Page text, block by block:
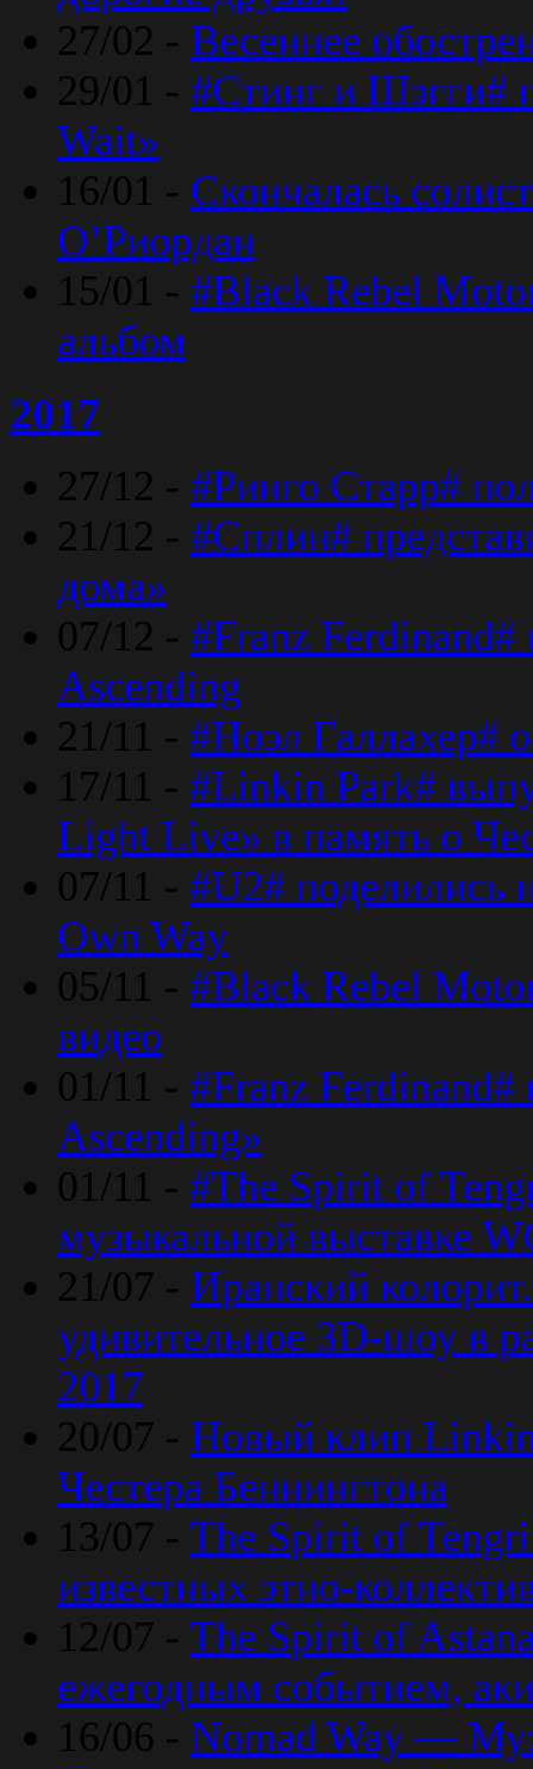
27/02 - Весеннее
29/01 - #Стинг и Шэгги#
Wait»
16/01 - Скончалась
O’Риордан
15/01 - #Black Rebel
альбом
2017
27/12 - #Ринго Старр#
21/12 - #Сплин#
дома»
07/12 - #Franz
Ascending
21/11 - #Ноэл Галлахер#
17/11 - #Linkin Park#
Light Live» в память о
07/11 - #U2#
Own Way
05/11 - #Black Rebel
видео
01/11 - #Franz Ferdinand#
Ascending»
01/11 - #The Spirit of
музыкальной выставке
21/07 - Иранский
удивительное 3D-шоу в
2017
20/07 - Новый клип Linkin
Честера Беннингтона
13/07 - The Spirit of Tengri
известных этно-
12/07 - The Spirit of
ежегодным событием,
16/06 - Nomad Way —